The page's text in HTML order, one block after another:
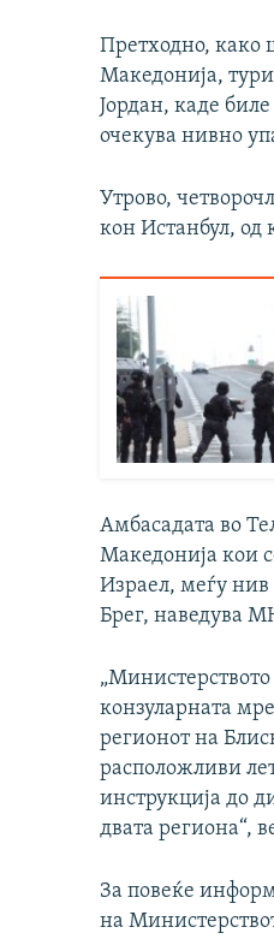
Претходно, како
Македонија,
Јордан, каде
очекува нивно
Утрово,
кон Истанбул, од
Амбасадата во
Македонија кои
Израел, меѓу нив
Брег, наведува
конзуларната
регионот на
расположливи
инструкција до
двата региона“,
За повеќе
на